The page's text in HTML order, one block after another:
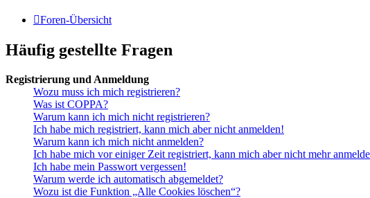
Foren-Übersicht
Häufig gestellte Fragen
Registrierung und Anmeldung
Wozu muss ich mich registrieren?
Was ist COPPA?
Warum kann ich mich nicht registrieren?
Ich habe mich registriert, kann mich aber nicht anmelden!
Warum kann ich mich nicht anmelden?
Ich habe mich vor einiger Zeit registriert, kann mich aber nicht mehr
Ich habe mein Passwort vergessen!
Warum werde ich automatisch abgemeldet?
Wozu ist die Funktion „Alle Cookies löschen“?